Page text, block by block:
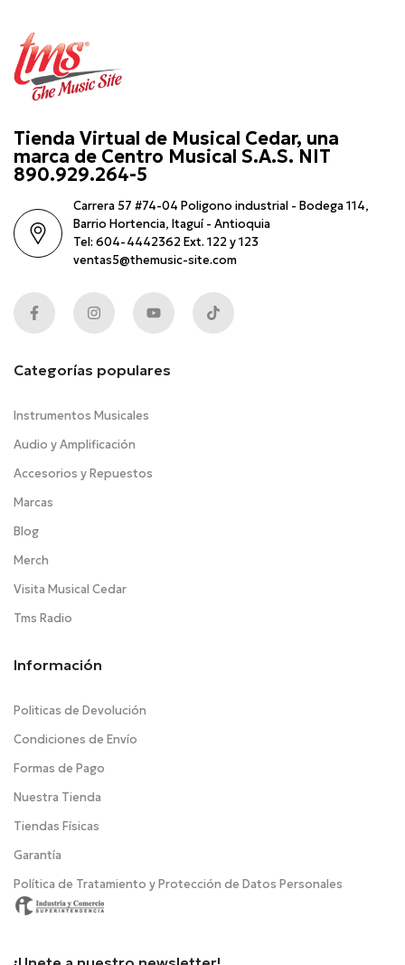
Tienda Virtual de Musical Cedar, una
marca de Centro Musical S.A.S. NIT
890.929.264-5
Carrera 57 #74-04 Poligono industrial - Bodega 114,
Barrio Hortencia, Itaguí - Antioquia
Tel: 604-4442362 Ext. 122 y 123
ventas5@themusic-site.com
Categorías populares
Instrumentos Musicales
Audio y Amplificación
Accesorios y Repuestos
Marcas
Blog
Merch
Visita Musical Cedar
Tms Radio
Información
Politicas de Devolución
Condiciones de Envío
Formas de Pago
Nuestra Tienda
Tiendas Físicas
Garantía
Política de Tratamiento y Protección de Datos Personales